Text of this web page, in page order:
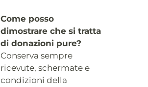
Come posso
dimostrare che si tratta
di donazioni pure?
Conserva sempre
ricevute, schermate e
condizioni della